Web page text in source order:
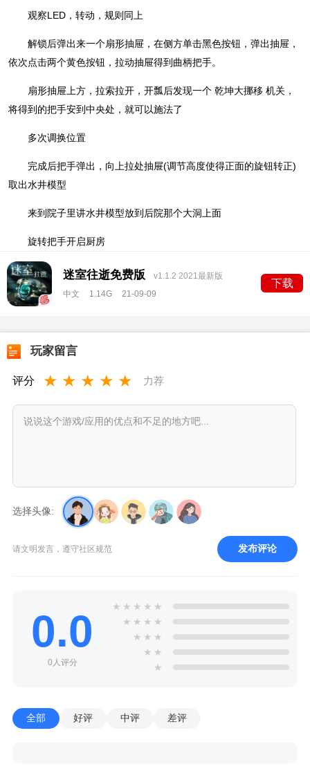
观察LED，转动，规则同上
解锁后弹出来一个扇形抽屉，在侧方单击黑色按钮，弹出抽屉，
依次点击两个黄色按钮，拉动抽屉得到曲柄把手。
扇形抽屉上方，拉索拉开，开瓢后发现一个 乾坤大挪移 机关，
将得到的把手安到中央处，就可以施法了
多次调换位置
完成后把手弹出，向上拉处抽屉(调节高度使得正面的旋钮转正)
取出水井模型
来到院子里讲水井模型放到后院那个大洞上面
旋转把手开启厨房
迷室往逝免费版
v1.1.2 2021最新版
中文
1.14G 21-09-09
下载
玩家留言
评分 ★ ★ ★ ★ ★ 力荐
选择头像:
请文明发言，遵守社区规范 发布评论
0.0
0人评分
★ ★ ★ ★ ★
★ ★ ★ ★
★ ★ ★
★ ★
★
全部 好评 中评 差评